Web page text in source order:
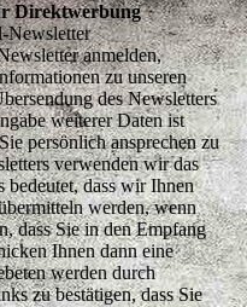
Direktwerbung
Newsletter
anmelden,
zu unseren
des Newsletters
weiterer Daten ist
persönlich ansprechen zu
verwenden wir das
dass wir Ihnen
werden, wenn
dass Sie in den Empfang
Ihnen dann eine
werden durch
zu bestätigen, dass Sie